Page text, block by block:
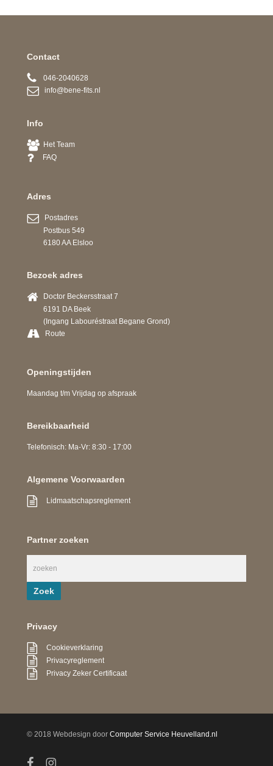
Contact
046-2040628
info@bene-fits.nl
Info
Het Team
FAQ
Adres
Postadres
Postbus 549
6180 AA Elsloo
Bezoek adres
Doctor Beckersstraat 7
6191 DA Beek
(Ingang Labouréstraat Begane Grond)
Route
Openingstijden
Maandag t/m Vrijdag op afspraak
Bereikbaarheid
Telefonisch: Ma-Vr: 8:30 - 17:00
Algemene Voorwaarden
Lidmaatschapsreglement
Partner zoeken
Privacy
Cookieverklaring
Privacyreglement
Privacy Zeker Certificaat
© 2018 Webdesign doorComputer Service Heuvelland.nl
facebookinstagram